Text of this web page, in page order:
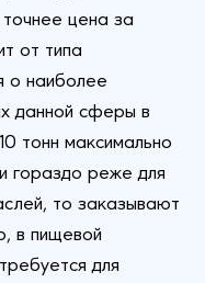
цена за
от типа
о наиболее
данной сферы в
тонн максимально
гораздо реже для
то заказывают
в пищевой
для